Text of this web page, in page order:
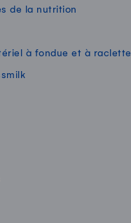
de la nutrition
à fondue et à raclette